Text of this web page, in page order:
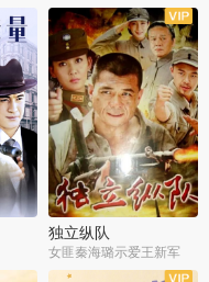
全44集
独立纵队
女匪秦海璐示爱王新军
全43集